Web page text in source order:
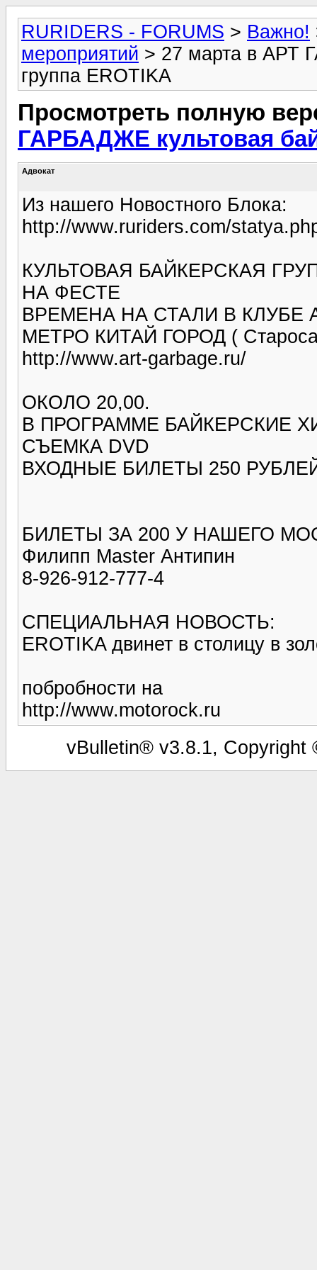
RURIDERS - FORUMS > Важно!
мероприятий > 27 марта в АРТ
группа EROTIKA
Просмотреть полную
ГАРБАДЖЕ культовая
Адвокат
Из нашего Новостного Блока:
http://www.ruriders.com/
КУЛЬТОВАЯ БАЙКЕРСКАЯ
НА ФЕСТЕ
ВРЕМЕНА НА СТАЛИ В КЛУБЕ
МЕТРО КИТАЙ ГОРОД (
http://www.art-garbage.ru/
ОКОЛО 20,00.
В ПРОГРАММЕ БАЙКЕРСКИЕ
СЪЕМКА DVD
ВХОДНЫЕ БИЛЕТЫ 250
БИЛЕТЫ ЗА 200 У НАШЕГО
Филипп Master Антипин
8-926-912-777-4
СПЕЦИАЛЬНАЯ НОВОСТЬ:
EROTIKA двинет в столицу в
побробности на
http://www.motorock.ru
vBulletin® v3.8.1, Copyright